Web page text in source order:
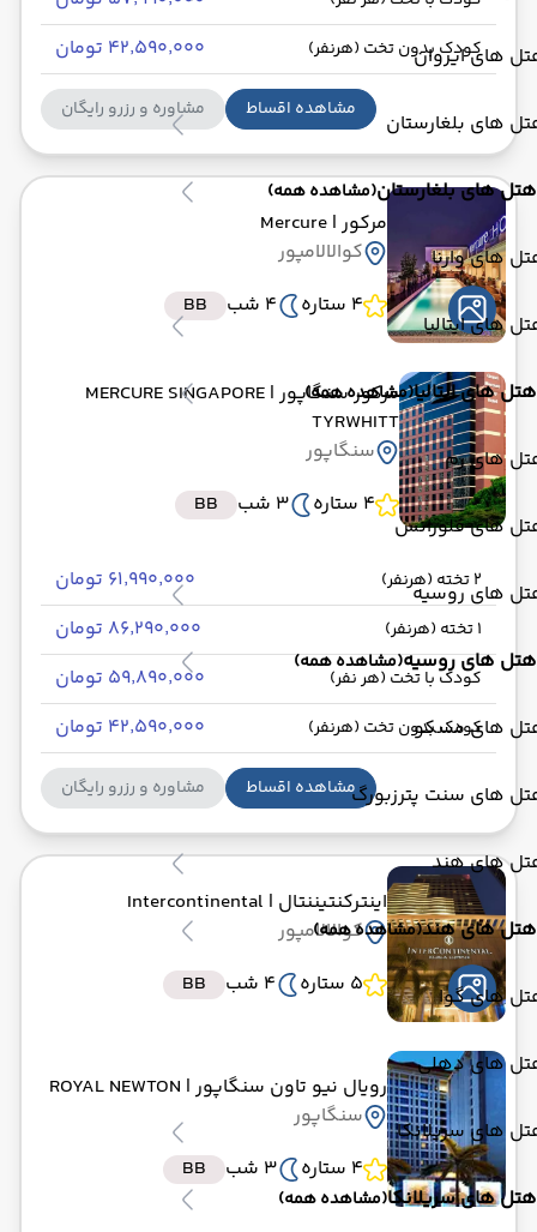
های ایروان
های بلغارستان
هتل های بلغارستان(مشاهده همه)
های وارنا
های ایتالیا
هتل های ایتالیا(مشاهده همه)
های رم
های فلورانس
های روسیه
هتل های روسیه(مشاهده همه)
های مسکو
های سنت پترزبورگ
های هند
هتل های هند(مشاهده همه)
های گوا
های دهلی
های سریلانکا
هتل های سریلانکا(مشاهده همه)
کودک بدون تخت (هرنفر) ۴۲٬۵۹۰٬۰۰۰ تومان
مشاهده اقساط مشاوره و رزرو رایگان
مرکور| Mercure
کوالالامپور
4 ستاره
4 شب BB
مرکور سنگاپور | MERCURE SINGAPORE
TYRWHITT
سنگاپور
4 ستاره
3 شب BB
2 تخته (هرنفر) ۶۱٬۹۹۰٬۰۰۰ تومان
1 تخته (هرنفر) ۸۶٬۲۹۰٬۰۰۰ تومان
کودک با تخت (هر نفر) ۵۹٬۸۹۰٬۰۰۰ تومان
کودک بدون تخت (هرنفر) ۴۲٬۵۹۰٬۰۰۰ تومان
مشاهده اقساط مشاوره و رزرو رایگان
اینترکنتیننتال | Intercontinental
کوالالامپور
5 ستاره
4 شب BB
رویال نیو تاون سنگاپور| ROYAL NEWTON
سنگاپور
4 ستاره
3 شب BB